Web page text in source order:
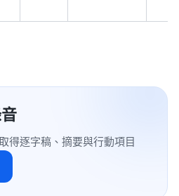
得逐字稿、摘要與行動項目